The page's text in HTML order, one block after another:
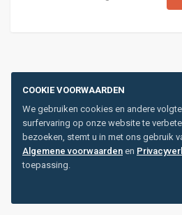
COOKIE VOORWAARDEN
We gebruiken cookies en andere
surfervaring op onze website te
bezoeken, stemt u in met ons gebruik
Algemene voorwaarden en
toepassing.